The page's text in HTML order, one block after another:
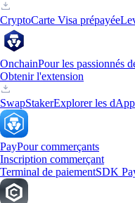
CryptoCarte Visa prépayée
OnchainPour les passionnés
Obtenir l'extension
SwapStakerExplorer les
PayPour commerçants
Inscription commerçant
Terminal de paiementSDK